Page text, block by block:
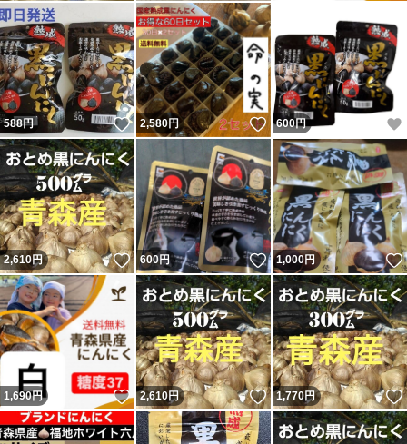
588円 いいね！
2,580円 いいね！
600円
2,610円 いいね！
600円 いいね！
1,000円
1,690円 いいね！
2,610円 いいね！
1,770円